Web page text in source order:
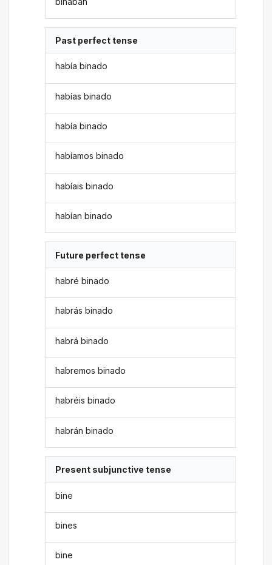
Past perfect tense
había binado
habías binado
había binado
habíamos binado
habíais binado
habían binado
Future perfect tense
habré binado
habrás binado
habrá binado
habremos binado
habréis binado
habrán binado
Present subjunctive tense
bine
bines
bine